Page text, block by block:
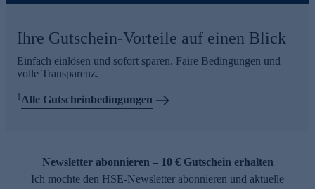
Ihre Gutschein-Vorteile auf einen Blick
Einfach einlösen und sofort sparen. Faire Bedingungen und
volle Transparenz.
1Alle Gutscheinbedingungen
Newsletter abonnieren – 10 € Gutschein erhalten
Ich möchte den HSE-Newsletter abonnieren und aktuelle